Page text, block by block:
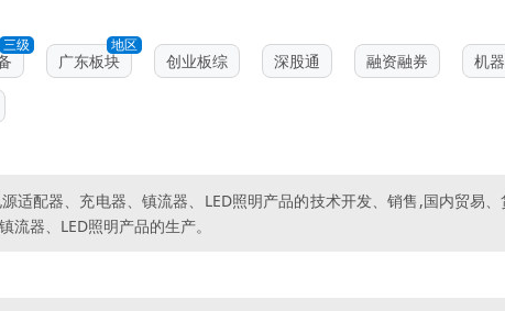
三级 地区
广东板块 创业板综 深股通 融资融券 机
适配器、充电器、镇流器、LED照明产品的技术开发、销售,国内贸易
流器、LED照明产品的生产。